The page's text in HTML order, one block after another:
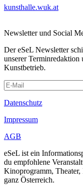
kunsthalle.wuk.at
Newsletter und Social
Der eSeL Newsletter
unserer
Kunstbetrieb.
Datenschutz
Impressum
AGB
eSeL ist ein
du empfohlene
Kinoprogramm, Theater,
ganz Österreich.